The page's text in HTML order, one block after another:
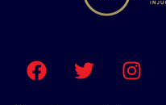
F
a
T
w
I
n